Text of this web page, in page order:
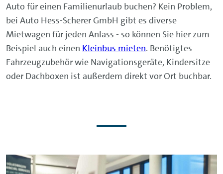
Auto für einen Familienurlaub buchen? Kein Problem,
bei Auto Hess-Scherer GmbH gibt es diverse
Mietwagen für jeden Anlass - so können Sie hier zum
Beispiel auch einen Kleinbus mieten. Benötigtes
Fahrzeugzubehör wie Navigationsgeräte, Kindersitze
oder Dachboxen ist außerdem direkt vor Ort buchbar.